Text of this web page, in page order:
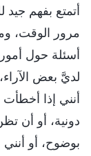
أتمتع بفهم جيد
مرور الوقت،
أسئلة حول
لديَّ بعض
أنني إذا
دونية، أو أن
بوضوح، أو أنني